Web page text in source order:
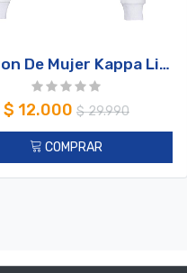
Poleron De Mujer Kappa Link Collection Blanco
$ 12.000 $29.990
COMPRAR